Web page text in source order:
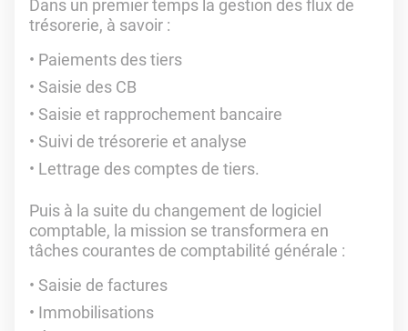
Dans un premier temps la gestion des flux de
trésorerie, à savoir :
Paiements des tiers
Saisie des CB
Saisie et rapprochement bancaire
Suivi de trésorerie et analyse
Lettrage des comptes de tiers.
Puis à la suite du changement de logiciel
comptable, la mission se transformera en
tâches courantes de comptabilité générale :
Saisie de factures
Immobilisations